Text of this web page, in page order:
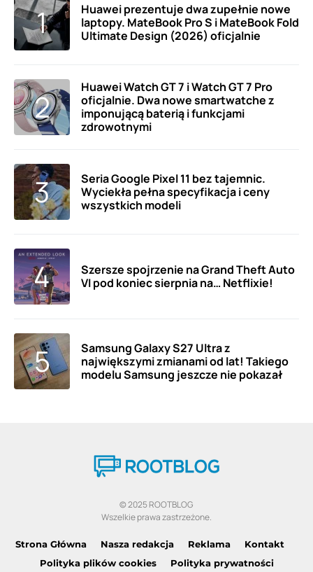
Huawei prezentuje dwa zupełnie nowe
laptopy. MateBook Pro S i MateBook Fold
Ultimate Design (2026) oficjalnie
Huawei Watch GT 7 i Watch GT 7 Pro
oficjalnie. Dwa nowe smartwatche z
imponującą baterią i funkcjami
zdrowotnymi
Seria Google Pixel 11 bez tajemnic.
Wyciekła pełna specyfikacja i ceny
wszystkich modeli
Szersze spojrzenie na Grand Theft Auto
VI pod koniec sierpnia na… Netflixie!
Samsung Galaxy S27 Ultra z
największymi zmianami od lat! Takiego
modelu Samsung jeszcze nie pokazał
© 2025 ROOTBLOG
Wszelkie prawa zastrzeżone.
Strona Główna Nasza redakcja Reklama
Kontakt
Polityka plików cookies
Polityka prywatności